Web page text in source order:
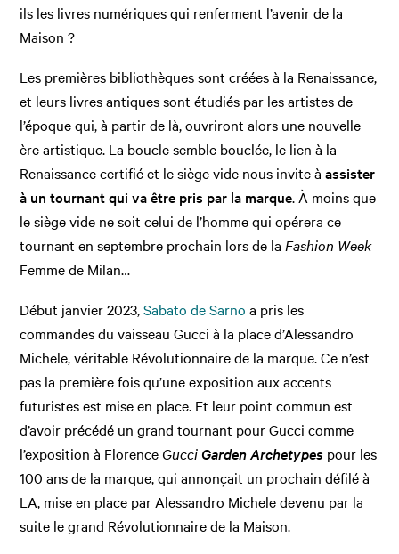
ils les livres numériques qui renferment l’avenir de la
Maison ?
Les premières bibliothèques sont créées à la Renaissance,
et leurs livres antiques sont étudiés par les artistes de
l’époque qui, à partir de là, ouvriront alors une nouvelle
ère artistique. La boucle semble bouclée, le lien à la
Renaissance certifié et le siège vide nous invite àassister
à un tournant qui va être pris par la marque. À moins que
le siège vide ne soit celui de l’homme qui opérera ce
tournant en septembre prochain lors de la Fashion Week
Femme de Milan…
Début janvier 2023,Sabato de Sarno a pris les
commandes du vaisseau Gucci à la place d’Alessandro
Michele, véritable Révolutionnaire de la marque. Ce n’est
pas la première fois qu’une exposition aux accents
futuristes est mise en place. Et leur point commun est
d’avoir précédé un grand tournant pour Gucci comme
l’exposition à Florence GucciGarden Archetypes pour les
100 ans de la marque, qui annonçait un prochain défilé à
LA, mise en place par Alessandro Michele devenu par la
suite le grand Révolutionnaire de la Maison.